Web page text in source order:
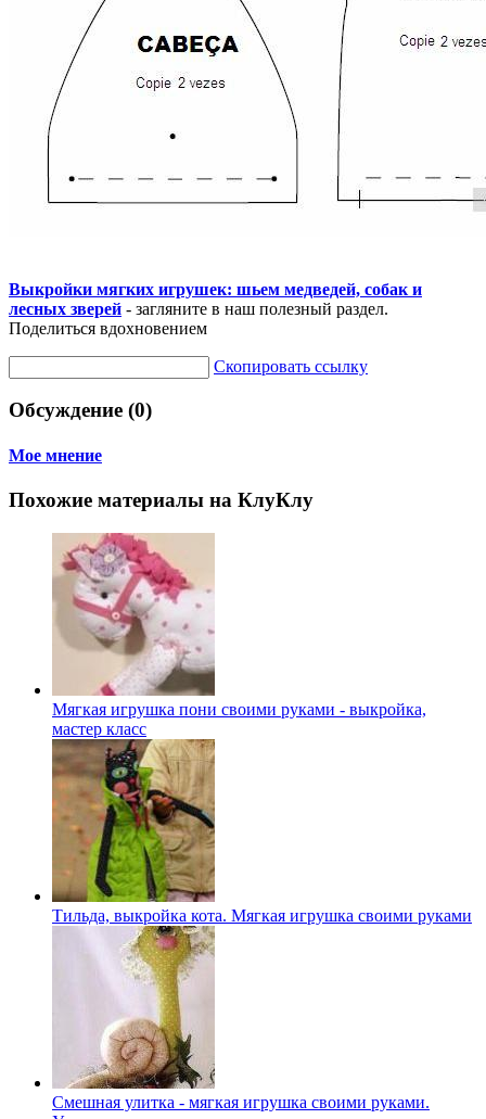
Выкройки мягких игрушек: шьем медведей, собак и
лесных зверей - загляните в наш полезный раздел.
Поделиться вдохновением
Скопировать ссылку
Обсуждение (0)
Мое мнение
Похожие материалы на КлуКлу
Мягкая игрушка пони своими руками - выкройка,
мастер класс
Тильда, выкройка кота. Мягкая игрушка своими руками
Смешная улитка - мягкая игрушка своими руками.